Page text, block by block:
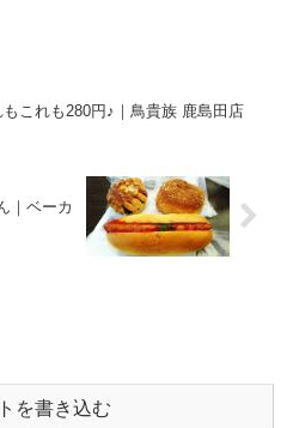
もこれも280円♪｜鳥貴族 鹿島田店
｜ベーカ
を書き込む